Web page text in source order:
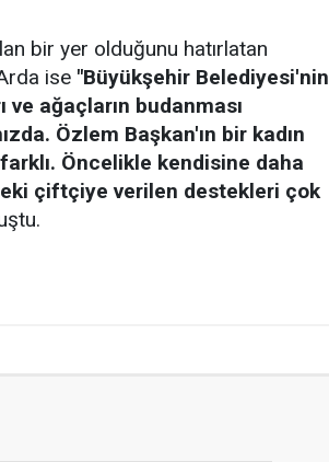
bir yer olduğunu hatırlatan
ise "Büyükşehir Belediyesi'nin
ağaçların budanması
Özlem Başkan'ın bir kadın
Öncelikle kendisine daha
çiftçiye verilen destekleri çok